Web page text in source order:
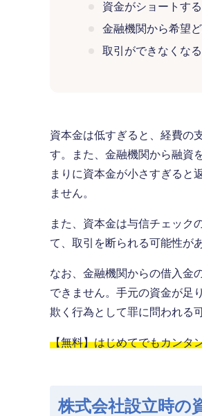
資金がショートする
金融機関から希望
取引ができなくなる
資本金は低すぎると、経費の
す。また、金融機関から融資
まりに資本金が小さすぎると
ません。
また、資本金は与信チェック
て、取引を断られる可能性が
なお、金融機関からの借入金
できません。手元の資金が足
欺く行為として罪に問われる
【無料】はじめてでもカンタ
株式会社設立時の